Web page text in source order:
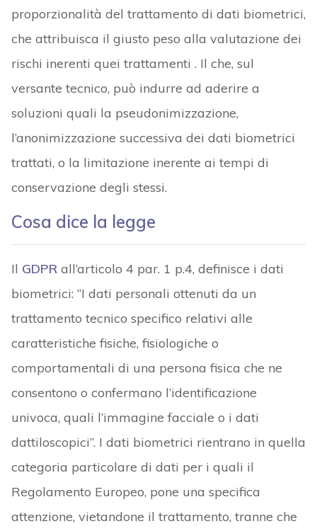
proporzionalità del trattamento di dati biometrici,
che attribuisca il giusto peso alla valutazione dei
rischi inerenti quei trattamenti . Il che, sul
versante tecnico, può indurre ad aderire a
soluzioni quali la pseudonimizzazione,
l’anonimizzazione successiva dei dati biometrici
trattati, o la limitazione inerente ai tempi di
conservazione degli stessi.
Cosa dice la legge
Il GDPRall’articolo 4 par. 1 p.4, definisce i dati
biometrici: “I dati personali ottenuti da un
trattamento tecnico specifico relativi alle
caratteristiche fisiche, fisiologiche o
comportamentali di una persona fisica che ne
consentono o confermano l’identificazione
univoca, quali l’immagine facciale o i dati
dattiloscopici”. I dati biometrici rientrano in quella
categoria particolare di dati per i quali il
Regolamento Europeo, pone una specifica
attenzione, vietandone il trattamento, tranne che